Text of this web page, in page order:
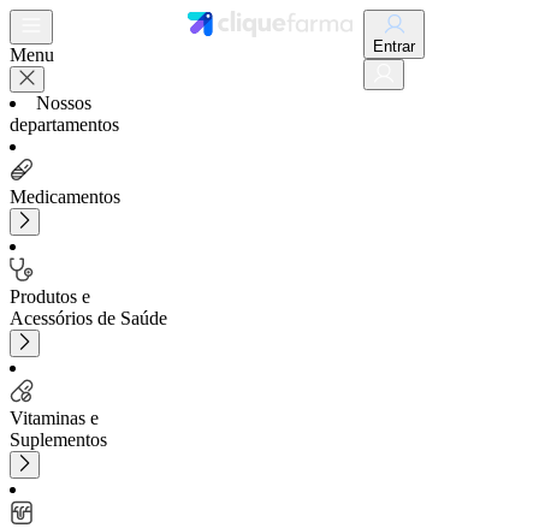
Menu
Nossos
departamentos
Medicamentos
Produtos e
Acessórios de Saúde
Vitaminas e
Suplementos
Entrar